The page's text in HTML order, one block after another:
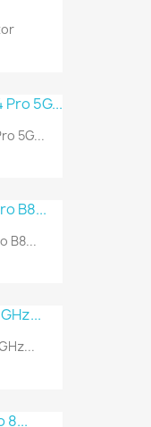
5G...
B8...